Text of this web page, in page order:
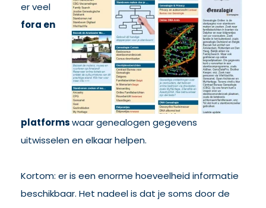
er veel
fora en
platformswaar genealogen gegevens
uitwisselen en elkaar helpen.
Kortom: er is een enorme hoeveelheid informatie
beschikbaar. Het nadeel is dat je soms door de